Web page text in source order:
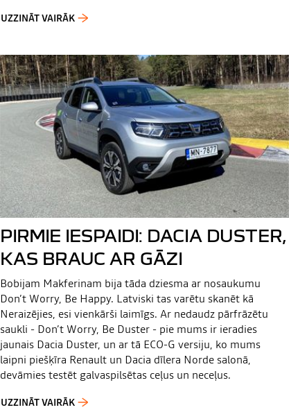
UZZINĀT VAIRĀK
PIRMIE IESPAIDI: DACIA DUSTER,
KAS BRAUC AR GĀZI
Bobijam Makferinam bija tāda dziesma ar nosaukumu
Don’t Worry, Be Happy. Latviski tas varētu skanēt kā
Neraizējies, esi vienkārši laimīgs. Ar nedaudz pārfrāzētu
saukli - Don’t Worry, Be Duster - pie mums ir ieradies
jaunais Dacia Duster, un ar tā ECO-G versiju, ko mums
laipni piešķīra Renault un Dacia dīlera Norde salonā,
devāmies testēt galvaspilsētas ceļus un neceļus.
UZZINĀT VAIRĀK